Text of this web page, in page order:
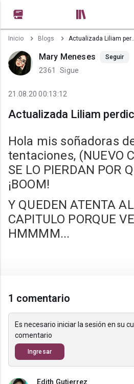
Inicio Blogs Actualizada
Mary Meneses Seguir
2361 Sigue
21.08.20 00:13:12
Actualizada Liliam
Hola mis soñadoras
tentaciones, (NUEVO
SE LO PIERDAN POR
¡BOOM!
Y QUEDEN ATENTA
CAPITULO PORQUE
HMMMM...
1 comentario
Es necesario iniciar la sesión en su
comentario
Ingresar
Edith Gutierrez